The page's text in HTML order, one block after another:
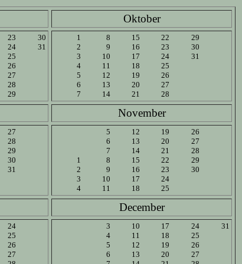
Oktober
23
24
25
26
27
28
29
30
31
1
2
3
4
5
6
7
8
9
10
11
12
13
14
15
16
17
18
19
20
21
22
23
24
25
26
27
28
29
30
31
November
27
28
29
30
31
1
2
3
4
5
6
7
8
9
10
11
12
13
14
15
16
17
18
19
20
21
22
23
24
25
26
27
28
29
30
December
24
25
26
27
3
4
5
6
10
11
12
13
17
18
19
20
24
25
26
27
31